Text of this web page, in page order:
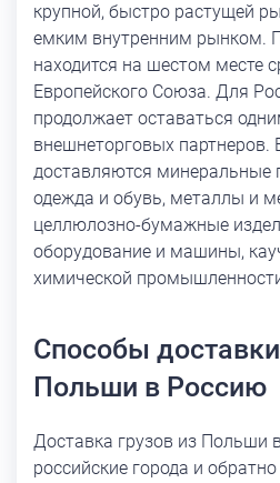
крупной, быстро растущей
емким внутренним рынком.
находится на шестом месте
Европейского Союза. Для
продолжает оставаться
внешнеторговых партнеров.
доставляются минеральные
одежда и обувь, металлы и
целлюлозно-бумажные
оборудование и машины,
химической
Способы доставки
Польши в Россию
Доставка грузов из Польши
российские города и